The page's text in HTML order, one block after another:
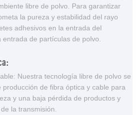
libre de polvo. Para garantizar
la pureza y estabilidad del rayo
adhesivos en la entrada del
de partículas de polvo.
Nuestra tecnología libre de polvo se
de fibra óptica y cable para
y una baja pérdida de productos y
la transmisión.